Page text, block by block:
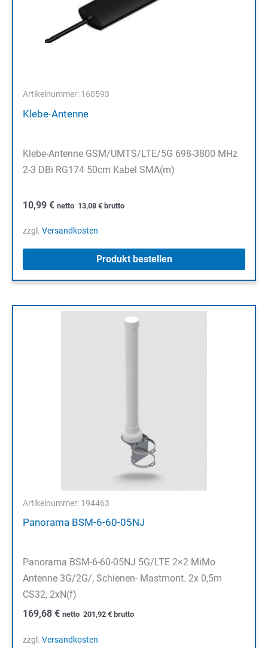
Artikelnummer: 160593
Klebe-Antenne
Klebe-Antenne GSM/UMTS/LTE/5G 698-3800 MHz
2-3 DBi RG174 50cm Kabel SMA(m)
10,99 € netto 13,08 € brutto
zzgl. Versandkosten
Produkt bestellen
Artikelnummer: 194463
Panorama BSM-6-60-05NJ
Panorama BSM-6-60-05NJ 5G/LTE 2×2 MiMo
Antenne 3G/2G/, Schienen- Mastmont. 2x 0,5m
CS32, 2xN(f)
169,68 € netto 201,92 € brutto
zzgl. Versandkosten